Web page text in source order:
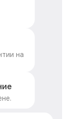
на